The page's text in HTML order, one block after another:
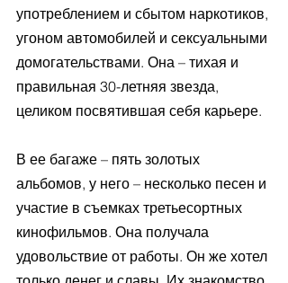
употреблением и сбытом наркотиков,
угоном автомобилей и сексуальными
домогательствами. Она – тихая и
правильная 30-летняя звезда,
целиком посвятившая себя карьере.
В ее багаже – пять золотых
альбомов, у него – несколько песен и
участие в съемках третьесортных
кинофильмов. Она получала
удовольствие от работы. Он же хотел